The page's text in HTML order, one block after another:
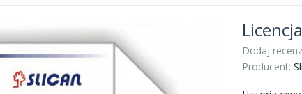
Dodaj
Producent: